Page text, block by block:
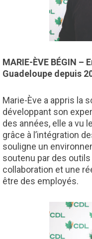
MARIE-ÈVE BÉGIN –
Guadeloupe depuis
Marie-Ève a appris la
développant son
des années, elle a vu
grâce à l’intégration
souligne un
soutenu par des
collaboration et une
être des employés.